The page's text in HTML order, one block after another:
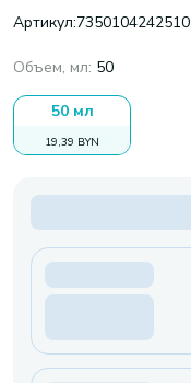
Артикул:7350104242510
Объем, мл: 50
50 мл
19,39 BYN